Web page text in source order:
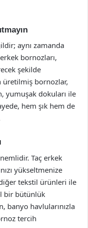
aynı zamanda
bornozları,
şekilde
üretilmiş bornozlar,
yumuşak dokuları ile
hem şık hem de
Taç erkek
yükseltmenize
tekstil ürünleri ile
bir bütünlük
banyo havlularınızla
tercih